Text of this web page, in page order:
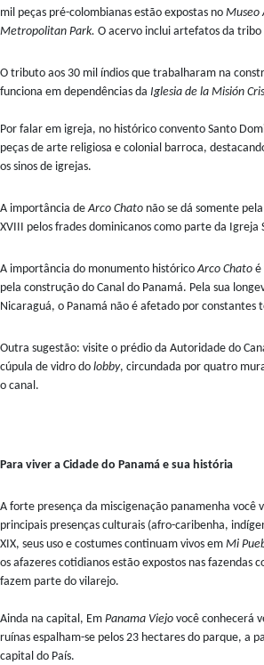
mil peças pré-colombianas estão expostas no Museo
Metropolitan Park. O acervo inclui artefatos da
O tributo aos 30 mil índios que trabalharam na
funciona em dependências da Iglesia de la Misión
Por falar em igreja, no histórico convento Santo
peças de arte religiosa e colonial barroca,
os sinos de igrejas.
A importância deArco Chato não se dá somente
XVIII pelos frades dominicanos como parte da
A importância do monumento históricoArco Chato é
pela construção do Canal do Panamá. Pela sua
Nicaraguá, o Panamá não é afetado por constantes
Outra sugestão: visite o prédio da Autoridade do
cúpula de vidro do lobby, circundada por quatro
o canal.
Para viver a Cidade do Panamá e sua história
A forte presença da miscigenação panamenha você
principais presenças culturais (afro-caribenha,
XIX, seus uso e costumes continuam vivos em Mi
os afazeres cotidianos estão expostos nas fazendas
fazem parte do vilarejo.
Ainda na capital, Em Panama Viejo você conhecerá
ruínas espalham-se pelos 23 hectares do parque, a
capital do País.